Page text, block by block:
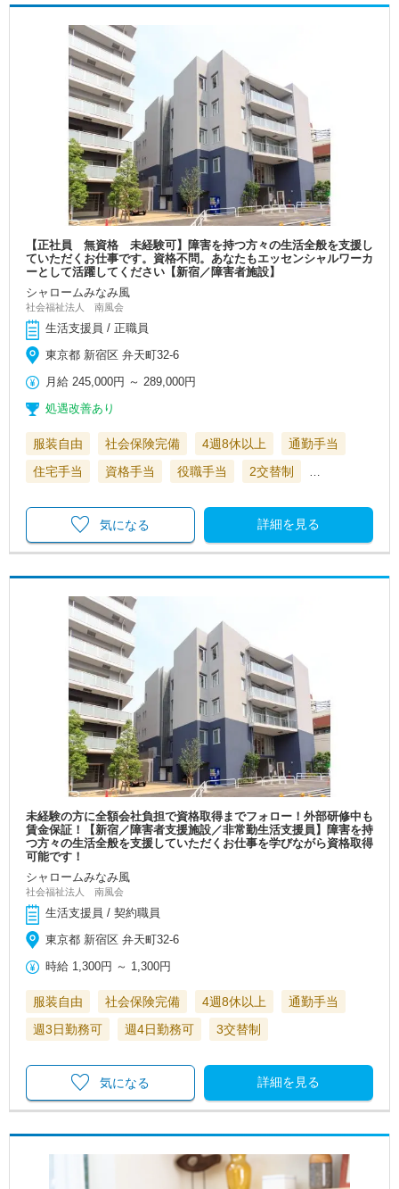
【正社員 無資格 未経験可】障害を持つ方々の生活全般を支援し
ていただくお仕事です。資格不問。あなたもエッセンシャルワーカ
ーとして活躍してください【新宿／障害者施設】
シャロームみなみ風
社会福祉法人 南風会
生活支援員 / 正職員
東京都 新宿区 弁天町32-6
月給 245,000円 ～ 289,000円
処遇改善あり
服装自由 社会保険完備 4週8休以上
通勤手当
住宅手当
資格手当 役職手当 2交替制
詳細を見る
気になる
未経験の方に全額会社負担で資格取得までフォロー！外部研修中も
賃金保証！【新宿／障害者支援施設／非常勤生活支援員】障害を持
つ方々の生活全般を支援していただくお仕事を学びながら資格取得
可能です！
シャロームみなみ風
社会福祉法人 南風会
生活支援員 / 契約職員
東京都 新宿区 弁天町32-6
時給 1,300円 ～ 1,300円
服装自由 社会保険完備 4週8休以上
通勤手当
週3日勤務可
週4日勤務可 3交替制
詳細を見る
気になる